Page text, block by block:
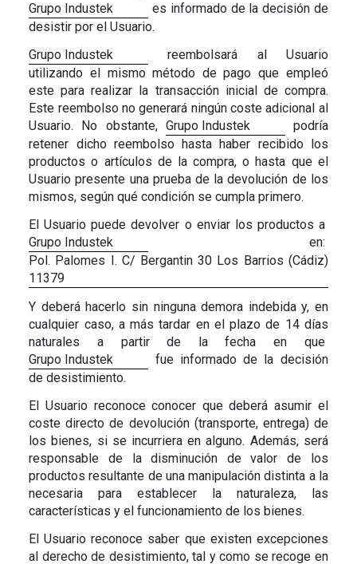
Grupo Industek
es informado de la decisión de
desistir por el Usuario.
Grupo Industek
reembolsará al Usuario
utilizando el mismo método de pago que empleó
este para realizar la transacción inicial de compra.
Este reembolso no generará ningún coste adicional al
Usuario. No obstante, Grupo Industek
podría
retener dicho reembolso hasta haber recibido los
productos o artículos de la compra, o hasta que el
Usuario presente una prueba de la devolución de los
mismos, según qué condición se cumpla primero.
El Usuario puede devolver o enviar los productos a
Grupo Industek
en:
Pol. Palomes I. C/ Bergantin 30 Los Barrios (Cádiz)
11379
Y deberá hacerlo sin ninguna demora indebida y, en
cualquier caso, a más tardar en el plazo de 14 días
naturales a partir de la fecha en que
Grupo Industek
fue informado de la decisión
de desistimiento.
El Usuario reconoce conocer que deberá asumir el
coste directo de devolución (transporte, entrega) de
los bienes, si se incurriera en alguno. Además, será
responsable de la disminución de valor de los
productos resultante de una manipulación distinta a la
necesaria para establecer la naturaleza, las
características y el funcionamiento de los bienes.
El Usuario reconoce saber que existen excepciones
al derecho de desistimiento, tal y como se recoge en